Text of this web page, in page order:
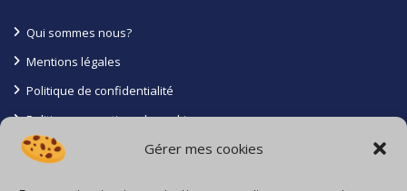
Gérer mes cookies
Qui sommes nous?
Mentions légales
Politique de confidentialité
Politique en matiere de cookies
Conditions générales